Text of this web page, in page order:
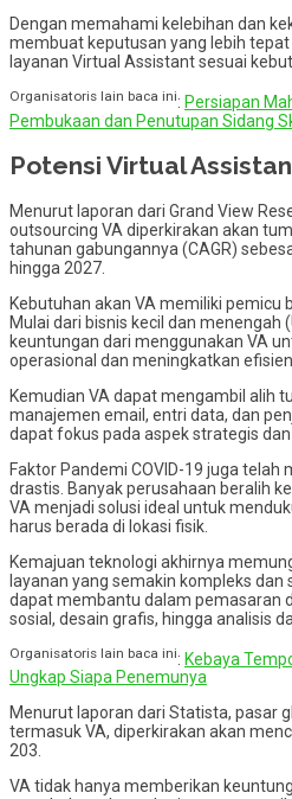
Dengan memahami kelebihan dan
membuat keputusan yang lebih
layanan Virtual Assistant sesuai
Organisatoris lain baca ini: Persiapan
Pembukaan dan Penutupan Sidang
Potensi Virtual
Menurut laporan dari Grand View
outsourcing VA diperkirakan akan
tahunan gabungannya (CAGR)
hingga 2027.
Kebutuhan akan VA memiliki pemicu
Mulai dari bisnis kecil dan menengah
keuntungan dari menggunakan VA
operasional dan meningkatkan
Kemudian VA dapat mengambil alih
manajemen email, entri data, dan
dapat fokus pada aspek strategis
Faktor Pandemi COVID-19 juga telah
drastis. Banyak perusahaan beralih
VA menjadi solusi ideal untuk
harus berada di lokasi fisik.
Kemajuan teknologi akhirnya
layanan yang semakin kompleks dan
dapat membantu dalam pemasaran
sosial, desain grafis, hingga analisis
Organisatoris lain baca ini: Kebaya
Ungkap Siapa Penemunya
Menurut laporan dari Statista, pasar
termasuk VA, diperkirakan akan
203.
VA tidak hanya memberikan